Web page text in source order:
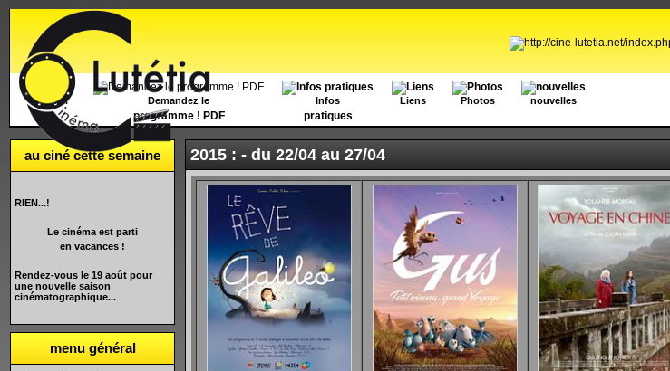
Accueil Demandez le
programme ! PDF
Infos
pratiques
Liens Photos nouvelles
au ciné cette semaine
RIEN...!
Le cinéma est parti
en vacances !
Rendez-vous le 19 août pour
une nouvelle saison
cinématographique...
menu général
2015 : - du 22/04 au 27/04